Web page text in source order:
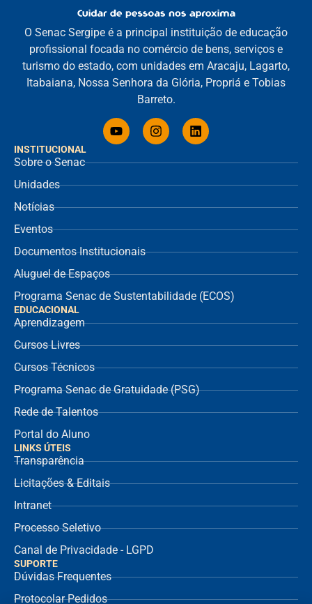
INSTITUCIONAL
Sobre o Senac
Unidades
Notícias
Eventos
Documentos Institucionais
Aluguel de Espaços
Programa Senac de Sustentabilidade (ECOS)
EDUCACIONAL
Aprendizagem
Cursos Livres
Cursos Técnicos
Programa Senac de Gratuidade (PSG)
Rede de Talentos
Portal do Aluno
O Senac Sergipe é a principal instituição de educação
profissional focada no comércio de bens, serviços e
turismo do estado, com unidades em Aracaju, Lagarto,
Itabaiana, Nossa Senhora da Glória, Propriá e Tobias
Barreto.
LINKS ÚTEIS
Transparência
Licitações & Editais
Intranet
Processo Seletivo
Canal de Privacidade - LGPD
SUPORTE
Dúvidas Frequentes
Protocolar Pedidos